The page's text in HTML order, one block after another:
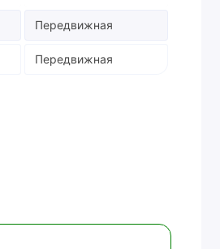
Передвижная
Передвижная